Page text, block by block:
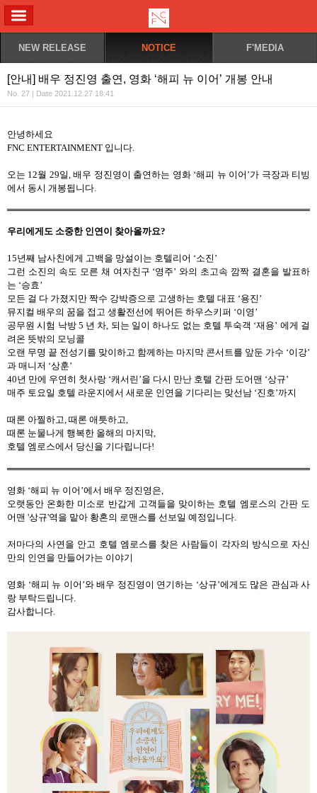
NEW RELEASE NOTICE F'MEDIA
[안내] 배우 정진영 출연, 영화 ‘해피 뉴 이어’ 개봉 안내
No. 27 | Date 2021.12.27 18:41
안녕하세요
FNC ENTERTAINMENT 입니다.
오는 12월 29일,배우 정진영이 출연하는 영화 ‘해피 뉴 이어’가 극장과 티빙
에서 동시 개봉됩니다.
우리에게도 소중한 인연이 찾아올까요?
15년째 남사친에게 고백을 망설이는 호텔리어 ‘소진 ’
그런 소진의 속도 모른 채 여자친구 ‘영주’와의 초고속 깜짝 결혼을 발표하
는 ‘승효’
모든 걸 다 가졌지만 짝수 강박증으로 고생하는 호텔 대표 ‘용진 ’
뮤지컬 배우의 꿈을 접고 생활전선에 뛰어든 하우스키퍼 ‘이영 ’
공무원 시험 낙방5 년 차, 되는 일이 하나도 없는 호텔 투숙객 ‘재용’ 에게 걸
려온 뜻밖의 모닝콜
오랜 무명 끝 전성기를 맞이하고 함께하는 마지막 콘서트를 앞둔 가수 ‘이강’
과 매니저 ‘상훈’
40년 만에 우연히 첫사랑 ‘캐서린 ’을 다시 만난 호텔 간판 도어맨 ‘상규’
매주 토요일 호텔 라운지에서 새로운 인연을 기다리는 맞선남 ‘진호’까지
때론 아찔하고, 때론 애틋하고,
때론 눈물나게 행복한 올해의 마지막,
호텔 엠로스에서 당신을 기다립니다!
영화 ‘해피 뉴 이어’에서 배우 정진영은
오랫동안 온화한 미소로 반갑게 고객들을 맞이하는 호텔 엠로스의 간판 도
어맨 '상규'역을 맡아 황혼의 로맨스를 선보일 예정입니다
저마다의 사연을 안고 호텔 엠로스를 찾은 사람들이 각자의 방식으로 자신
만의 인연을 만들어가는 이야기
영화 ‘해피 뉴 이어’와 배우 정진영이 연기하는 ‘상규’에게도 많은 관심과 사
랑 부탁드립니다
감사합니다